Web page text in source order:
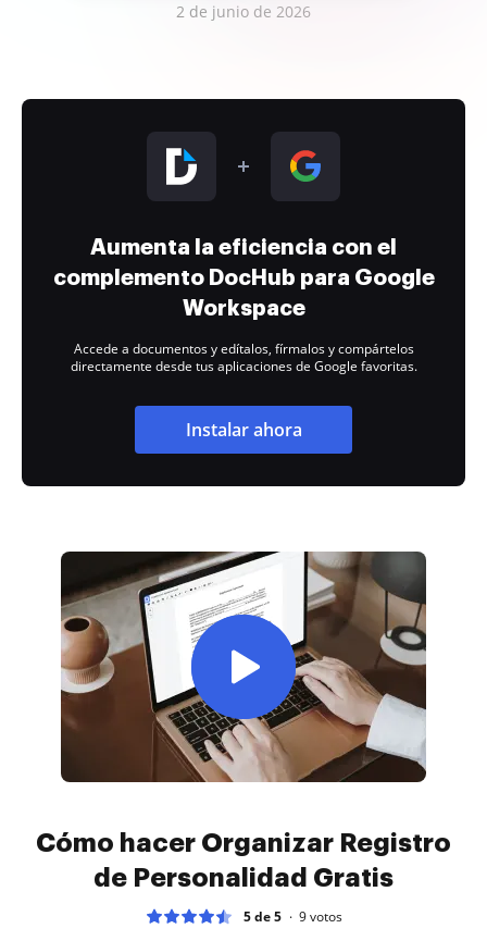
2 de junio de 2026
Aumenta la eficiencia con el
complemento DocHub para Google
Workspace
Accede a documentos y edítalos, fírmalos y compártelos
directamente desde tus aplicaciones de Google favoritas.
Instalar ahora
Cómo hacer Organizar Registro
de Personalidad Gratis
5 de 5 9votos